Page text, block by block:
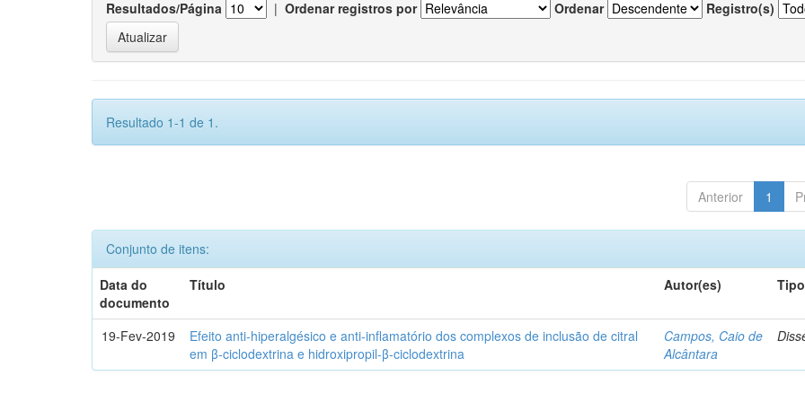
Resultados/Página | Ordenar registros por Ordenar Registro(s)
Resultado 1-1 de 1.
Anterior 1
Conjunto de itens:
Data do
documento
Título Autor(es) Tipo
19-Fev-2019
Efeito anti-hiperalgésico e anti-inflamatório dos complexos de inclusão de citral
em β-ciclodextrina e hidroxipropil-β-ciclodextrina
Campos, Caio de
Alcântara